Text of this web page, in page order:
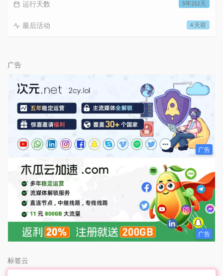
5年252天
运行天数
4 天前
最后活动
广告
广告
广告
标签云